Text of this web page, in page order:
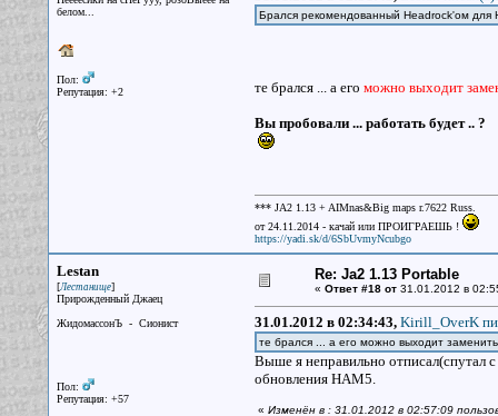
белом...
Пол:
Репутация: +2
Брался рекомендованный Headrock'ом для
те брался ... а его можно выходит
Вы пробовали ... работать будет .. ?
*** JA2 1.13 + AIMnas&Big maps r.7622 Russ.
от 24.11.2014 - качай или ПРОИГРАЕШЬ !
https://yadi.sk/d/6SbUvmyNcubgo
Lestan
[Лестанище]
Прирожденный Джаец
ЖидомассонЪ - Сионист
Пол:
Репутация: +57
Re: Ja2 1.13 Portable
« Ответ #18 от31.01.2012 в
31.01.2012 в 02:34:43, Kirill_OverK
те брался ... а его можно выходит
Выше я неправильно отписал(спутал
обновления HAM5.
« Изменён в : 31.01.2012 в 02:57:09